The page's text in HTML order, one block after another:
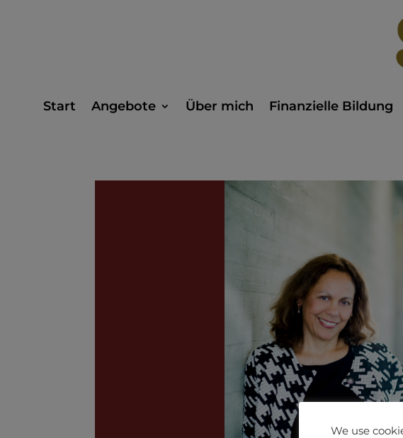
Start Angebote Über mich Finanzielle Bildung
We use